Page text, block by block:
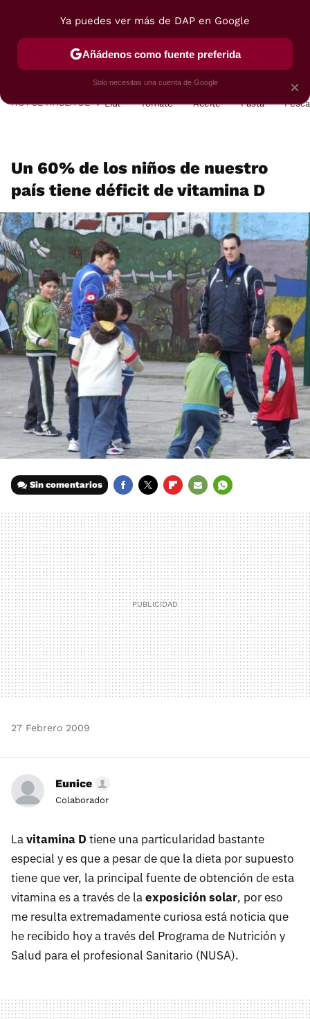
POSTRES VIAJES SELECCIÓN VEGUI
HOY SE HABLA DE Lidl Tomate Aceite Pasta
Un 60% de los niños de nuestro
país tiene déficit de vitamina D
Sin comentarios
MAIL
27 Febrero 2009
Eunice
Colaborador
Lavitamina D tiene una particularidad bastante
especial y es que a pesar de que la dieta por supuesto
tiene que ver, la principal fuente de obtención de esta
vitamina es a través de laexposición solar, por eso
me resulta extremadamente curiosa está noticia que
he recibido hoy a través del Programa de Nutrición y
Salud para el profesional Sanitario (NUSA).
×
Ya puedes ver más de DAP en Google
Añádenos como fuente preferida
Solo necesitas una cuenta de Google